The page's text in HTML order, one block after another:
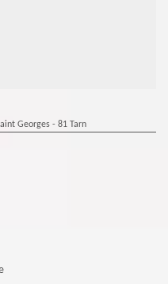
Georges - 81 Tarn